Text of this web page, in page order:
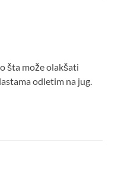
šta može olakšati
odletim na jug.